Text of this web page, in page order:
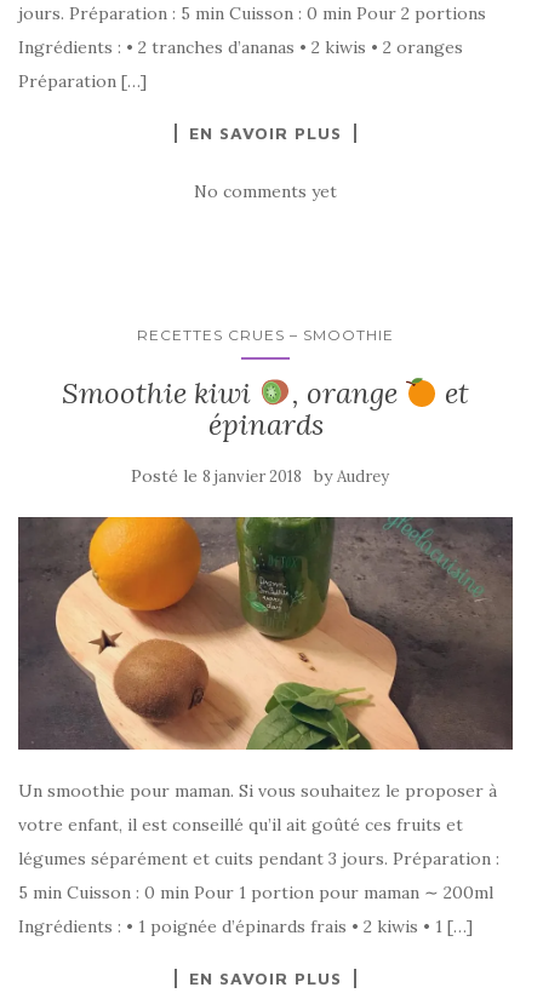
jours. Préparation : 5 min Cuisson : 0 min Pour 2 portions
Ingrédients : • 2 tranches d’ananas • 2 kiwis • 2 oranges
Préparation […]
EN SAVOIR PLUS
No comments yet
RECETTES CRUES – SMOOTHIE
Smoothie kiwi , orange
et
épinards
Posté le 8 janvier 2018 byAudrey
Un smoothie pour maman. Si vous souhaitez le proposer à
votre enfant, il est conseillé qu’il ait goûté ces fruits et
légumes séparément et cuits pendant 3 jours. Préparation :
5 min Cuisson : 0 min Pour 1 portion pour maman ∼ 200ml
Ingrédients : • 1 poignée d’épinards frais • 2 kiwis • 1 […]
EN SAVOIR PLUS